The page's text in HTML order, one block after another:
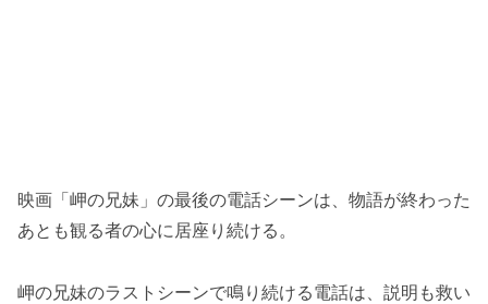
映画「岬の兄妹」の最後の電話シーンは、物語が終わった
あとも観る者の心に居座り続ける。
岬の兄妹のラストシーンで鳴り続ける電話は、説明も救い